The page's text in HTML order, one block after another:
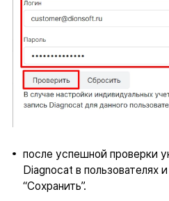
после успешной проверки
Diagnocat в пользователях
“Сохранить”.